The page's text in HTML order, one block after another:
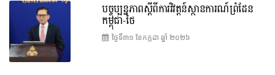
បច្ចុប្បន្នភាពស្ដីពីការវិវត្តន៍ស្ថានការណ៍ព្រំដែន
កម្ពុជា-ថៃ
ថ្ងៃទី៣១ ខែ​កក្កដា ឆ្នាំ ២០២៦